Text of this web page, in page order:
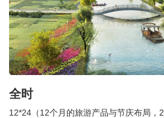
全时
12*24（12个月的旅游产品与节庆布局，